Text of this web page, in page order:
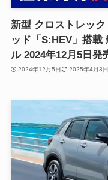
新型 クロストレッ
ッド「S:HEV」搭載
ル 2024年12月5日発
2024年12月5日 2025年4月3日